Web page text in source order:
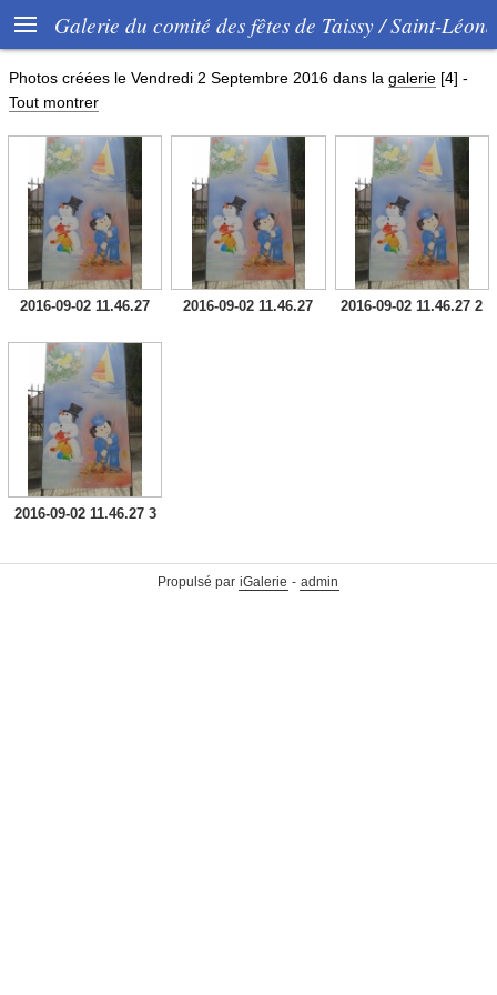
 Galerie du comité des fêtes de Taissy / Saint-
Photos créées le Vendredi 2 Septembre 2016 dans la galerie [4] -
Tout montrer
2016-09-02 11.46.27 2016-09-02 11.46.27 2016-09-02 11.46.27 2
2016-09-02 11.46.27 3
Propulsé par iGalerie - admin